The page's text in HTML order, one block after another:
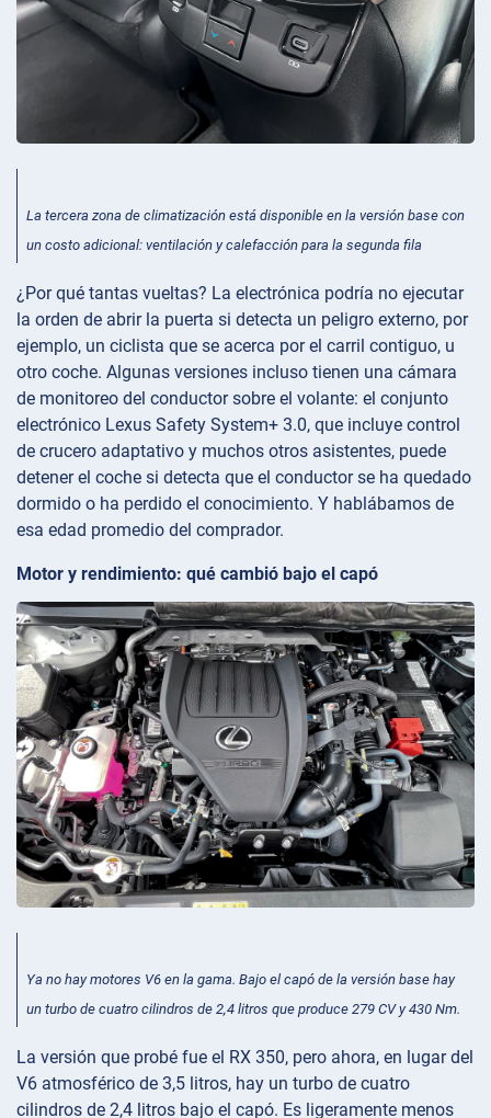
La tercera zona de climatización está disponible en la versión base con
un costo adicional: ventilación y calefacción para la segunda fila
¿Por qué tantas vueltas? La electrónica podría no ejecutar
la orden de abrir la puerta si detecta un peligro externo, por
ejemplo, un ciclista que se acerca por el carril contiguo, u
otro coche. Algunas versiones incluso tienen una cámara
de monitoreo del conductor sobre el volante: el conjunto
electrónico Lexus Safety System+ 3.0, que incluye control
de crucero adaptativo y muchos otros asistentes, puede
detener el coche si detecta que el conductor se ha quedado
dormido o ha perdido el conocimiento. Y hablábamos de
esa edad promedio del comprador.
Motor y rendimiento: qué cambió bajo el capó
Ya no hay motores V6 en la gama. Bajo el capó de la versión base hay
un turbo de cuatro cilindros de 2,4 litros que produce 279 CV y 430 Nm.
La versión que probé fue el RX 350, pero ahora, en lugar del
V6 atmosférico de 3,5 litros, hay un turbo de cuatro
cilindros de 2,4 litros bajo el capó. Es ligeramente menos